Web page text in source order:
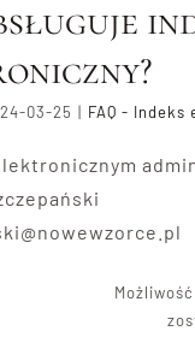
03-25 | FAQ -